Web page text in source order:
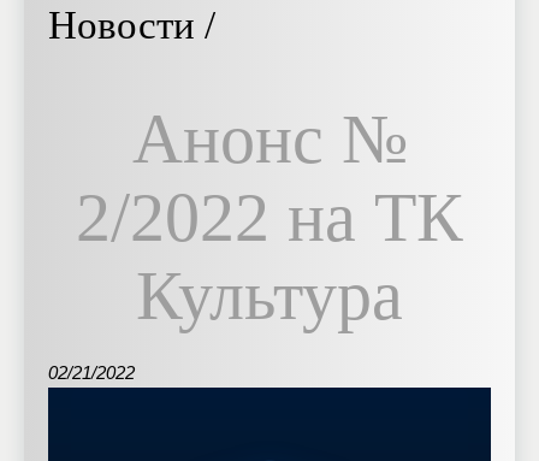
Новости /
Анонс №
2/2022 на ТК
Культура
02/21/2022